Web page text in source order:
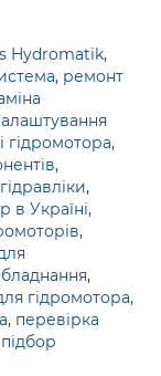
Hydromatik,
, ремонт
гідромотора,
,
,
в Україні,
,
,
гідромотора,
, перевірка
підбор